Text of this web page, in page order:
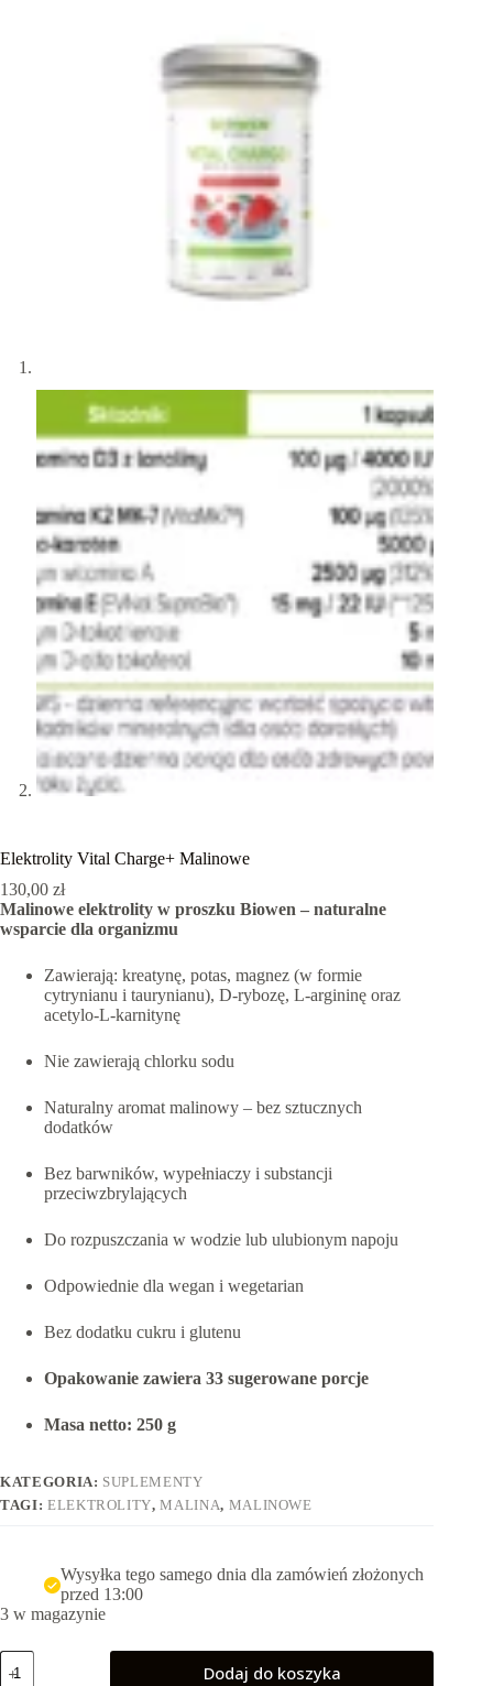
Elektrolity Vital Charge+ Malinowe
130,00 zł
Malinowe elektrolity w proszku Biowen – naturalne
wsparcie dla organizmu
Zawierają: kreatynę, potas, magnez (w formie
cytrynianu i taurynianu), D-rybozę, L-argininę oraz
acetylo-L-karnitynę
Nie zawierają chlorku sodu
Naturalny aromat malinowy – bez sztucznych
dodatków
Bez barwników, wypełniaczy i substancji
przeciwzbrylających
Do rozpuszczania w wodzie lub ulubionym napoju
Odpowiednie dla wegan i wegetarian
Bez dodatku cukru i glutenu
Opakowanie zawiera 33 sugerowane porcje
Masa netto: 250 g
KATEGORIA: SUPLEMENTY
TAGI: ELEKTROLITY,MALINA, MALINOWE
Wysyłka tego samego dnia dla zamówień złożonych
przed 13:00
3 w magazynie
ilość
Elektrolity
Dodaj do koszyka